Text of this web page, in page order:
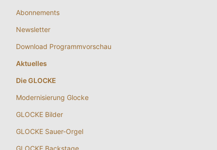
Abonnements
Newsletter
Download Programmvorschau
Aktuelles
Die GLOCKE
Modernisierung Glocke
GLOCKE Bilder
GLOCKE Sauer-Orgel
GLOCKE Backstage